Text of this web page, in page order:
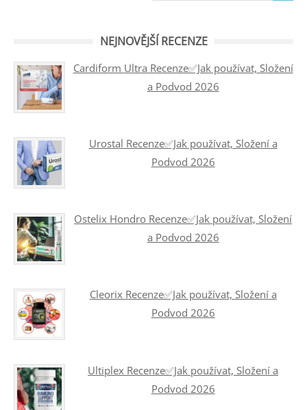
NEJNOVĚJŠÍ RECENZE
Cardiform Ultra Recenze✅Jak používat, Složení
a Podvod 2026
Urostal Recenze✅Jak používat, Složení a
Podvod 2026
Ostelix Hondro Recenze✅Jak používat, Složení
a Podvod 2026
Cleorix Recenze✅Jak používat, Složení a
Podvod 2026
Ultiplex Recenze✅Jak používat, Složení a
Podvod 2026